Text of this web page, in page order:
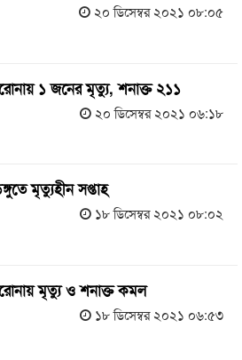
২০ ডিসেম্বর ২০২১ ০৮:০৫
১ জনের মৃত্যু, শনাক্ত ২১১
২০ ডিসেম্বর ২০২১ ০৬:১৮
মৃত্যুহীন সপ্তাহ
১৮ ডিসেম্বর ২০২১ ০৮:০২
মৃত্যু ও শনাক্ত কমল
১৮ ডিসেম্বর ২০২১ ০৬:৫৩